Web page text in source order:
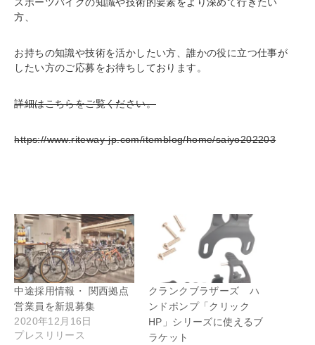
スポーツバイクの知識や技術的要素をより深めて行きたい
方、
お持ちの知識や技術を活かしたい方、誰かの役に立つ仕事が
したい方のご応募をお待ちしております。
詳細はこちらをご覧ください。
https://www.riteway-jp.com/itemblog/home/saiyo202203
中途採用情報・ 関西拠点
営業員を新規募集
2020年12月16日
プレスリリース
クランクブラザーズ ハ
ンドポンプ「クリック
HP」シリーズに使えるブ
ラケット